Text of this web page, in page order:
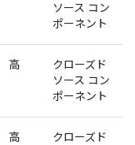
ソース コン
ポーネント
高
クローズド
ソース コン
ポーネント
高
クローズド